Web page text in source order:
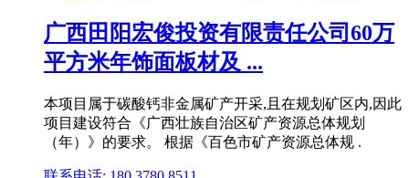
广西田阳宏俊投资有限责任公司60万
平方米年饰面板材及 ...
本项目属于碳酸钙非金属矿产开采,且在规划矿区内,因此
项目建设符合《广西壮族自治区矿产资源总体规划
（年）》的要求。 根据《百色市矿产资源总体规 .